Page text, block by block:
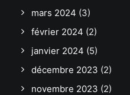
mars 2024 (3)
février 2024 (2)
janvier 2024 (5)
décembre 2023 (2)
novembre 2023 (2)